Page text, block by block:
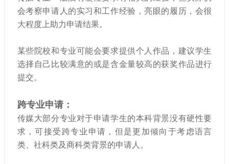
会考察申请人的实习和工作经验，亮眼的履历，会很
大程度上助力申请结果。
某些院校和专业可能会要求提供个人作品，建议学生
选择自己比较满意的或是含金量较高的获奖作品进行
提交。
跨专业申请：
传媒大部分专业对于申请学生的本科背景没有硬性要
求，可接受跨专业申请，但是更加倾向于考虑语言
类、社科类及商科类背景的申请人。